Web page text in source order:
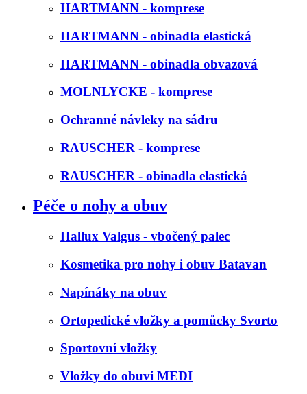
HARTMANN - komprese
HARTMANN - obinadla elastická
HARTMANN - obinadla obvazová
MOLNLYCKE - komprese
Ochranné návleky na sádru
RAUSCHER - komprese
RAUSCHER - obinadla elastická
Péče o nohy a obuv
Hallux Valgus - vbočený palec
Kosmetika pro nohy i obuv Batavan
Napínáky na obuv
Ortopedické vložky a pomůcky Svorto
Sportovní vložky
Vložky do obuvi MEDI